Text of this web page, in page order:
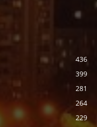
436
399
281
264
229